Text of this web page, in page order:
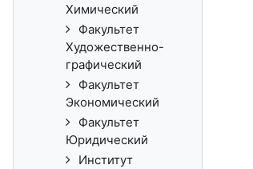
Химический
Факультет
Художественно-
графический
Факультет
Экономический
Факультет
Юридический
Институт